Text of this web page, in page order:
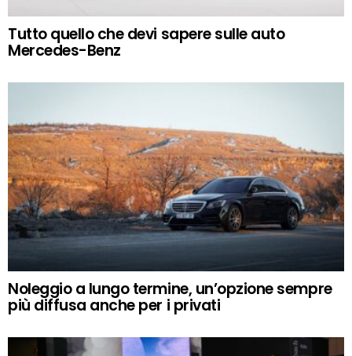
Tutto quello che devi sapere sulle auto
Mercedes-Benz
Noleggio a lungo termine, un’opzione sempre
più diffusa anche per i privati